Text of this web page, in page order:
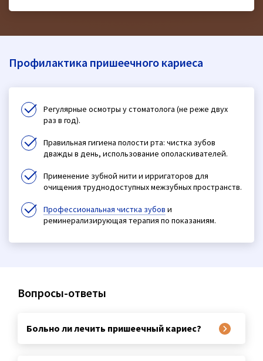
Профилактика пришеечного кариеса
Регулярные осмотры у стоматолога (не реже двух
раз в год).
Правильная гигиена полости рта: чистка зубов
дважды в день, использование ополаскивателей.
Применение зубной нити и ирригаторов для
очищения труднодоступных межзубных пространств.
Профессиональная чистка зубов и
реминерализирующая терапия по показаниям.
Вопросы-ответы
Больно ли лечить пришеечный кариес?